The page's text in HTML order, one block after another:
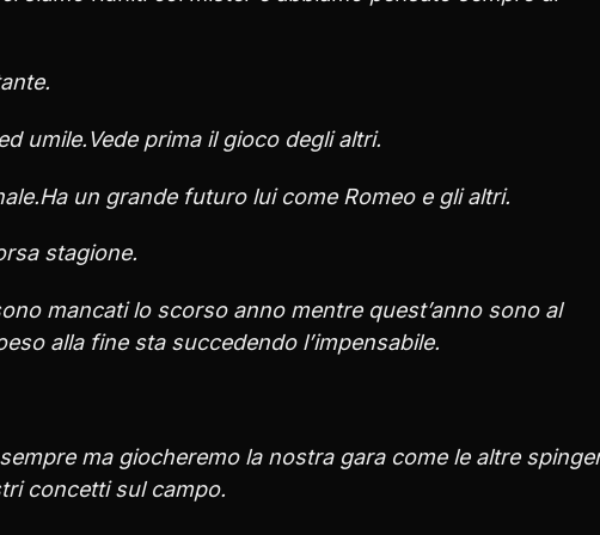
umile.Vede prima il gioco degli altri.
un grande futuro lui come Romeo e gli altri.
stagione.
mancati lo scorso anno mentre quest’anno sono al
alla fine sta succedendo l’impensabile.
ma giocheremo la nostra gara come le altre
concetti sul campo.